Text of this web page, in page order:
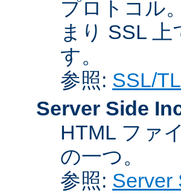
プロトコル
まり SSL
す。
参照: SSL/
Server Side
HTML ファ
の一つ。
参照: Server